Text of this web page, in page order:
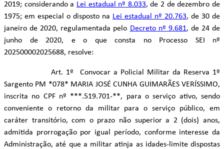
2019; considerando a Lei estadual nº 8.033, de 2 de dezembro de
1975; em especial o disposto na Lei estadual nº 20.763, de 30 de
janeiro de 2020, regulamentada pelo Decreto nº 9.681, de 24 de
junho de 2020, e o que consta no Processo SEI nº
202500002025688, resolve:
Art. 1º Convocar a Policial Militar da Reserva 1º
Sargento PM *078* MARIA JOSÉ CUNHA GUIMARÃES VERÍSSIMO,
inscrita no CPF nº ***.519.701-**, para o serviço ativo, sendo
conveniente o retorno da militar para o serviço público, em
caráter transitório, com o prazo não superior a 2 (dois) anos,
admitida prorrogação por igual período, conforme interesse da
Administração, até que a militar atinja as idades-limite dispostas